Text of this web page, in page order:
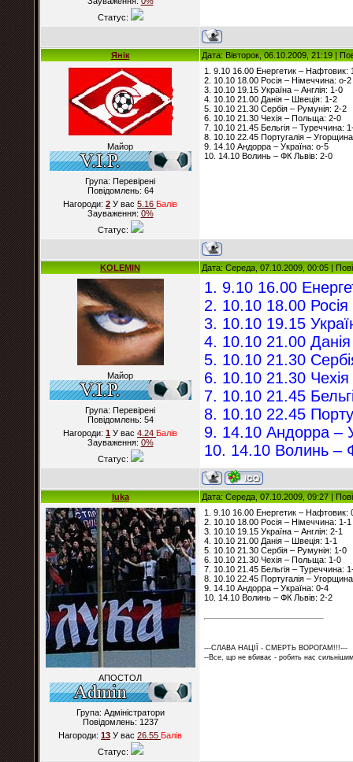
Статус:
Янік Дата: Вівторок, 06.10.2009, 21:19 |
Майор
Група: Перевірені
Повідомлень: 64
Нагороди: 2 У вас 5.16 Балiв
Зауваження: 0%
Статус:
1. 9.10 16.00 Енергетик – Нафтовик:
2. 10.10 18.00 Росія – Німеччина: о-2
3. 10.10 19.15 Україна – Англія: 1-0
4. 10.10 21.00 Данія – Швеція: 1-2
5. 10.10 21.30 Сербія – Румунія: 2-2
6. 10.10 21.30 Чехія – Польща: 2-0
7. 10.10 21.45 Бельгія – Туреччина:
8. 10.10 22.45 Португалія –
9. 14.10 Андорра – Україна: о-5
10. 14.10 Волинь – ФК Львів: 2-0
KOLEMIN Дата: Середа, 07.10.2009, 00:05 |
Майор
Група: Перевірені
Повідомлень: 54
Нагороди: 1 У вас 4.24 Балiв
Зауваження: 0%
Статус:
1. 9.10 16.00
2. 10.10 18.00
3. 10.10 19.15
4. 10.10 21.00
5. 10.10 21.30
6. 10.10 21.30
7. 10.10 21.45
8. 10.10 22.45
9. 14.10 Андорра –
10. 14.10 Волинь –
luka Дата: Середа, 07.10.2009, 09:27 |
АПОСТОЛ
Група: Адміністратори
Повідомлень: 1237
Нагороди: 13 У вас 26.55 Балiв
Статус:
1. 9.10 16.00 Енергетик – Нафтовик:
2. 10.10 18.00 Росія – Німеччина: 1-1
3. 10.10 19.15 Україна – Англія: 2-1
4. 10.10 21.00 Данія – Швеція: 1-1
5. 10.10 21.30 Сербія – Румунія: 1-0
6. 10.10 21.30 Чехія – Польща: 1-0
7. 10.10 21.45 Бельгія – Туреччина:
8. 10.10 22.45 Португалія –
9. 14.10 Андорра – Україна: 0-4
10. 14.10 Волинь – ФК Львів: 2-2
---СЛАВА НАЦІЇ - СМЕРТЬ ВОРОГАМ!!!---
--Все, що не вбиває - робить нас